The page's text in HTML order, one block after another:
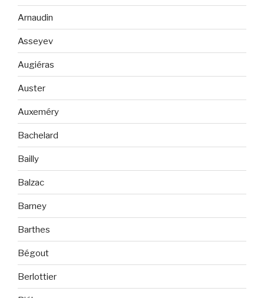
Arnaudin
Asseyev
Augiéras
Auster
Auxeméry
Bachelard
Bailly
Balzac
Barney
Barthes
Bégout
Berlottier